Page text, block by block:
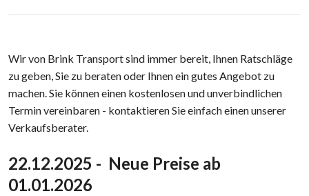
Wir von Brink Transport sind immer bereit, Ihnen Ratschläge
zu geben, Sie zu beraten oder Ihnen ein gutes Angebot zu
machen. Sie können einen kostenlosen und unverbindlichen
Termin vereinbaren - kontaktieren Sie einfach einen unserer
Verkaufsberater.​
22.12.2025 - Neue Preise ab
01.01.2026